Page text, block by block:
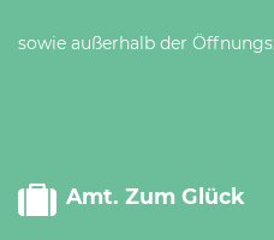
sowie außerhalb der
Amt. Zum Glück